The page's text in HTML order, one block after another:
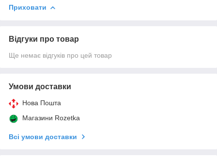
Приховати
Відгуки про товар
Ще немає відгуків про цей товар
Умови доставки
Нова Пошта
Магазини Rozetka
Всі умови доставки